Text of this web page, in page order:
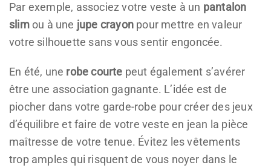
Par exemple, associez votre veste à un pantalon
slimou à une jupe crayon pour mettre en valeur
votre silhouette sans vous sentir engoncée.
En été, une robe courte peut également s’avérer
être une association gagnante. L’idée est de
piocher dans votre garde-robe pour créer des jeux
d’équilibre et faire de votre veste en jean la pièce
maîtresse de votre tenue. Évitez les vêtements
trop amples qui risquent de vous noyer dans le